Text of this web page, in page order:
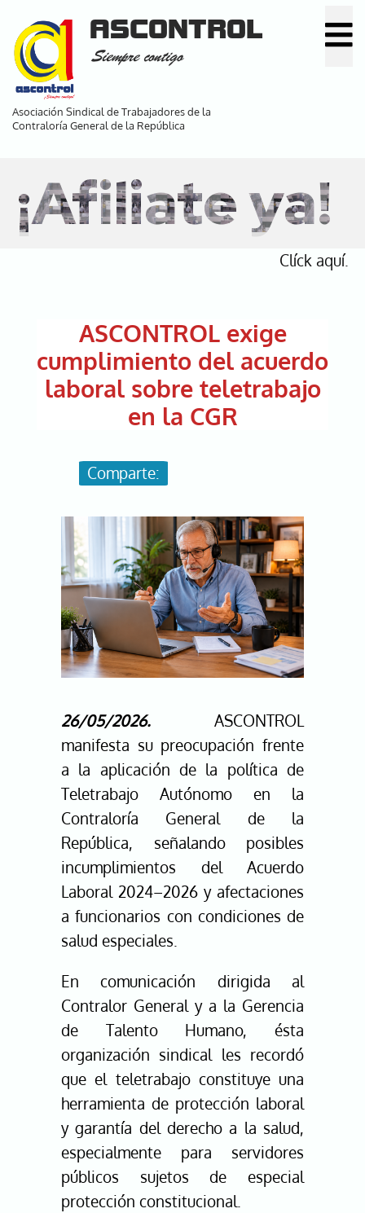
contenido
principal
ASCONTROL
Siempre contigo
Asociación Sindical de Trabajadores de la
Contraloría General de la República
¡Afiliate ya!
Clíck aquí.
ASCONTROL exige
cumplimiento del acuerdo
laboral sobre teletrabajo
en la CGR
Image
26/05/2026. ASCONTROL
manifesta su preocupación frente
a la aplicación de la política de
Teletrabajo Autónomo en la
Contraloría General de la
República, señalando posibles
incumplimientos del Acuerdo
Laboral 2024–2026 y afectaciones
a funcionarios con condiciones de
salud especiales.
En comunicación dirigida al
Contralor General y a la Gerencia
de Talento Humano, ésta
organización sindical les recordó
que el teletrabajo constituye una
herramienta de protección laboral
y garantía del derecho a la salud,
especialmente para servidores
públicos sujetos de especial
protección constitucional.